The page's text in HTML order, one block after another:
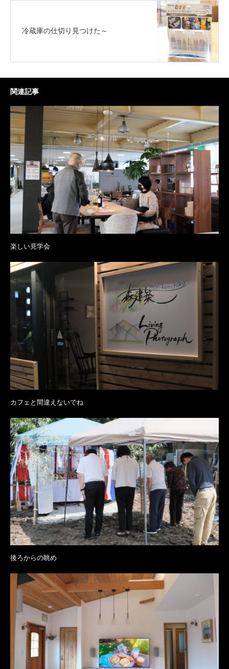
冷蔵庫の仕切り見つけた～
関連記事
楽しい見学会
カフェと間違えないでね
後ろからの眺め